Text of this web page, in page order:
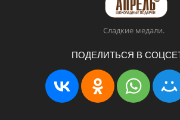
Сладкие медали.
ПОДЕЛИТЬСЯ В